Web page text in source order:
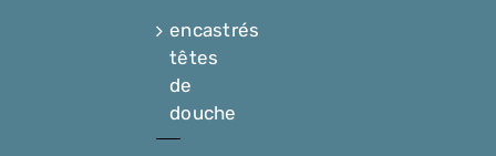
encastrés
têtes
de
douche